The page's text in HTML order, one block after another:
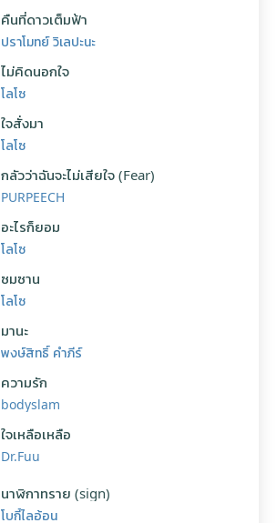
คืนที่ดาวเต็มฟ้า
ปราโมทย์ วิเลปะนะ
ไม่คิดนอกใจ
โลโซ
ใจสั่งมา
โลโซ
กลัวว่าฉันจะไม่เสียใจ (Fear)
PURPEECH
อะไรก็ยอม
โลโซ
ซมซาน
โลโซ
มานะ
พงษ์สิทธิ์ คำภีร์
ความรัก
bodyslam
ใจเหลือเหลือ
Dr.Fuu
นาฬิกาทราย (sign)
โบกี้ไลอ้อน